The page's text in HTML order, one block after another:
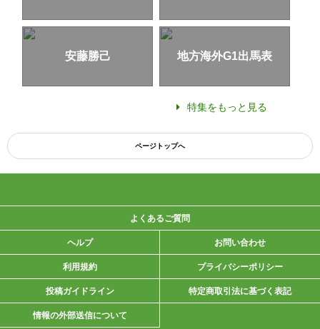
安藤勝己 地方海外G1出馬表
特集をもっと見る
ページトップへ
よくあるご質問
ヘルプ お問い合わせ
利用規約 プライバシーポリシー
投稿ガイドライン 特定商取引法に基づく表記
情報の外部送信について